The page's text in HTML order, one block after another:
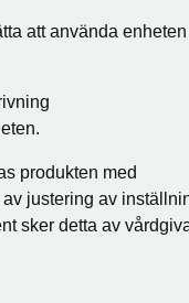
att använda
produkten med
justering av
sker detta av